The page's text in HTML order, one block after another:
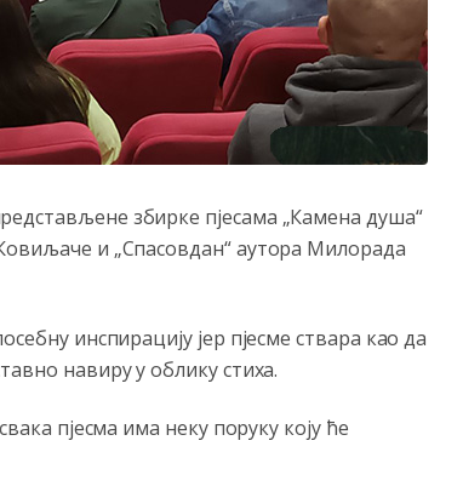
збирке пјесама „Камена душа“
и „Спасовдан“ аутора Милорада
инспирацију јер пјесме ствара као да
навиру у облику стиха.
пјесма има неку поруку коју ће